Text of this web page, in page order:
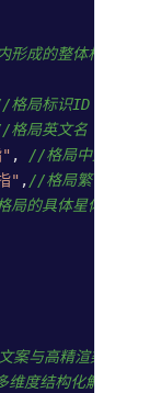
成的整体相位格局
格局标识ID ，枚举
格局英文名 ，枚举
" , //格局中文名 ，
" ,//格局繁体中文
局的具体星体列表
与高精渲染图
度结构化解析文